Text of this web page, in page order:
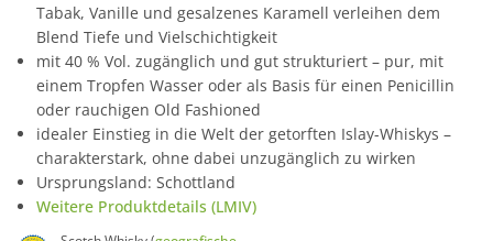
Tabak, Vanille und gesalzenes Karamell verleihen dem
Blend Tiefe und Vielschichtigkeit
mit 40 % Vol. zugänglich und gut strukturiert – pur, mit
einem Tropfen Wasser oder als Basis für einen Penicillin
oder rauchigen Old Fashioned
idealer Einstieg in die Welt der getorften Islay-Whiskys –
charakterstark, ohne dabei unzugänglich zu wirken
Ursprungsland: Schottland
Weitere Produktdetails (LMIV)